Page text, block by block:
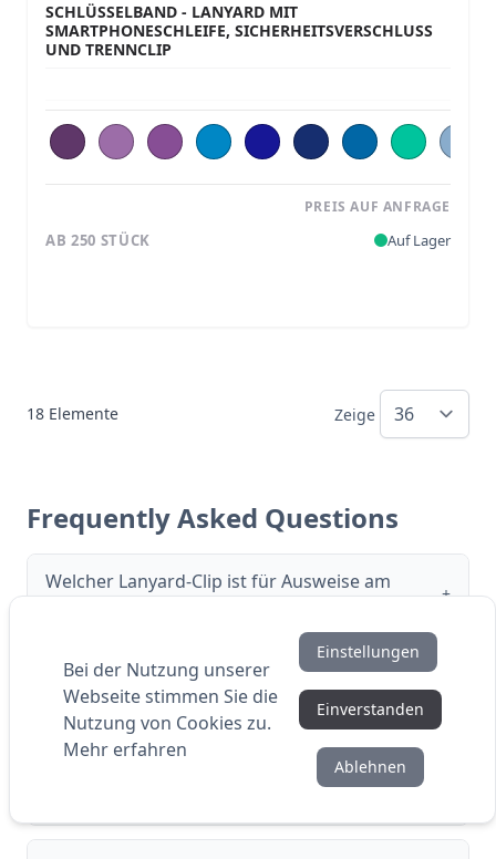
SCHLÜSSELBAND - LANYARD MIT
SMARTPHONESCHLEIFE, SICHERHEITSVERSCHLUSS
UND TRENNCLIP
PREIS AUF ANFRAGE
AB 250 STÜCK Auf Lager
18 Elemente Zeige
Frequently Asked Questions
Welcher Lanyard-Clip ist für Ausweise am
+
Welcher Clip passt für Schlüssel oder
Zubehör?
Wo finde ich die Unterschiede zwischen den
Bei der Nutzung unserer
Webseite stimmen Sie die
Nutzung von Cookies zu.
Mehr erfahren
Einstellungen
Einverstanden
Ablehnen